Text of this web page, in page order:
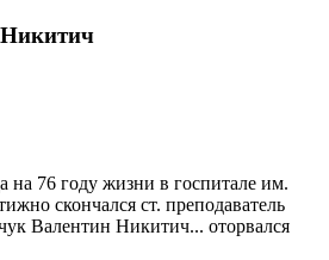
на 76 году жизни в госпитале им.
скончался ст. преподаватель
Валентин Никитич... оторвался